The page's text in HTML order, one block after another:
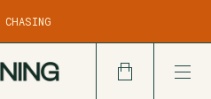
CHASING
POR CADETERÍA EN CBA